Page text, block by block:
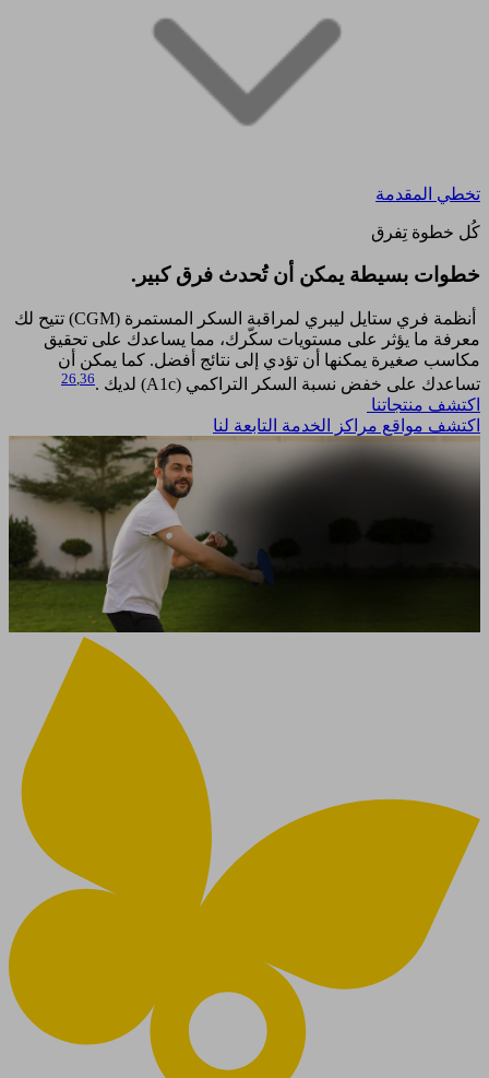
تخطي المقدمة
كُل خطوة تِفرق
خطوات بسيطة يمكن أن تُحدث فرق كبير.​
أنظمة فري ستايل ليبري لمراقبة السكر المستمرة (CGM) تتيح لك
معرفة ما يؤثر على مستويات سكّرك، مما يساعدك على تحقيق
مكاسب صغيرة يمكنها أن تؤدي إلى نتائج أفضل. كما يمكن أن
تساعدك على خفض نسبة السكر التراكمي (A1c) لديك .
26 36
اكتشف منتجاتنا
اكتشف مواقع مراكز الخدمة التابعة لنا​